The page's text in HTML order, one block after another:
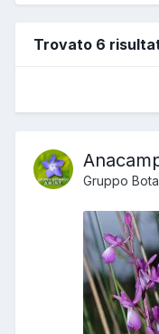
Trovato 6
Gruppo